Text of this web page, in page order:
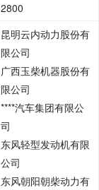
2800
昆明云内动力股份有
限公司
广西玉柴机器股份有
限公司
****汽车集团有限公
司
东风轻型发动机有限
公司
东风朝阳朝柴动力有